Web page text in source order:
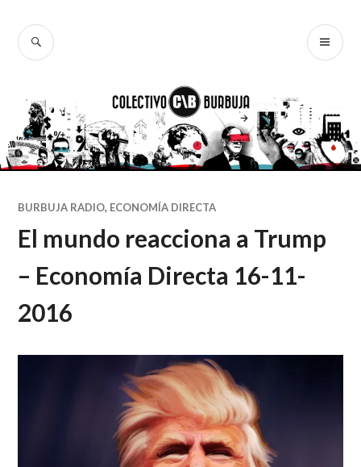
contenido
BUSCAR
BURBUJA RADIO, ECONOMÍA DIRECTA
El mundo reacciona a Trump
– Economía Directa 16-11-
2016